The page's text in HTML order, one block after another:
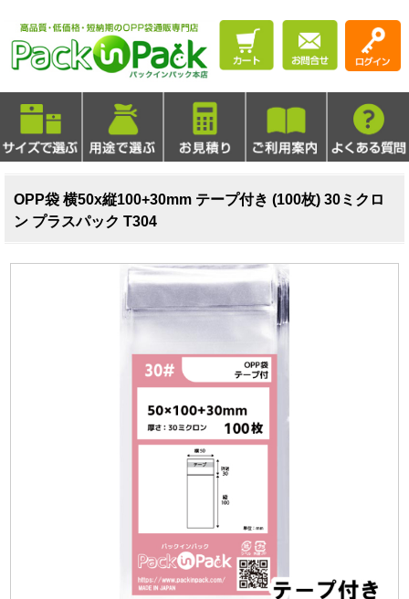
OPP袋 横50x縦100+30mm テープ付き (100枚) 30ミクロ
ン プラスパック T304